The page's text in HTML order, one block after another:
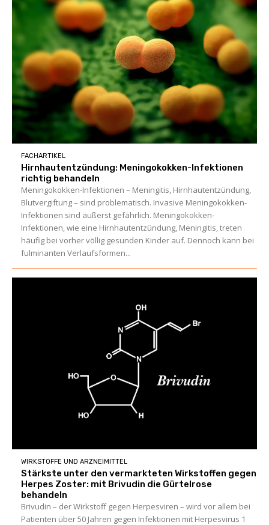
FACHARTIKEL
Hirnhautentzündung: Meningokokken-Infektionen
richtig behandeln
Meningokokken-Infektionen – Meningitis, Hirnhautentzündung,
Blutvergiftung – sind problematisch. Invasive Meningokokken-
Infektionen sind äußerst gefährlich. Meningokokken-
Infektionen, wie eine Hirnhautentzündung, Meningitis, treten
häufig bei vorher völlig gesunden Kinder auf. Dennoch kann bei
fulminanten Verlaufsformen...
WIRKSTOFFE UND ARZNEIMITTEL
Stärkste unter den vermarkteten Wirkstoffen gegen
Herpes Zoster: mit Brivudin die Gürtelrose
behandeln
Brivudin – der Wirkstoff gegen Herpesviren – wird vor allem bei
Patienten über 50 Jahren gegen Infektionen mit Herpesvirus 1